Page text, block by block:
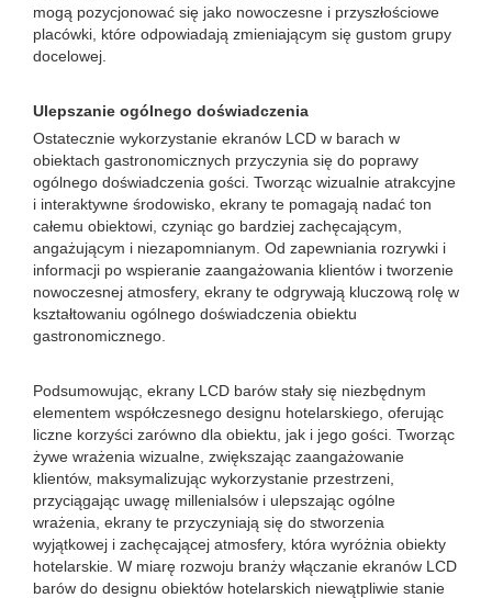
mogą pozycjonować się jako nowoczesne i przyszłościowe
placówki, które odpowiadają zmieniającym się gustom grupy
docelowej.
Ulepszanie ogólnego doświadczenia
Ostatecznie wykorzystanie ekranów LCD w barach w
obiektach gastronomicznych przyczynia się do poprawy
ogólnego doświadczenia gości. Tworząc wizualnie atrakcyjne
i interaktywne środowisko, ekrany te pomagają nadać ton
całemu obiektowi, czyniąc go bardziej zachęcającym,
angażującym i niezapomnianym. Od zapewniania rozrywki i
informacji po wspieranie zaangażowania klientów i tworzenie
nowoczesnej atmosfery, ekrany te odgrywają kluczową rolę w
kształtowaniu ogólnego doświadczenia obiektu
gastronomicznego.
Podsumowując, ekrany LCD barów stały się niezbędnym
elementem współczesnego designu hotelarskiego, oferując
liczne korzyści zarówno dla obiektu, jak i jego gości. Tworząc
żywe wrażenia wizualne, zwiększając zaangażowanie
klientów, maksymalizując wykorzystanie przestrzeni,
przyciągając uwagę millenialsów i ulepszając ogólne
wrażenia, ekrany te przyczyniają się do stworzenia
wyjątkowej i zachęcającej atmosfery, która wyróżnia obiekty
hotelarskie. W miarę rozwoju branży włączanie ekranów LCD
barów do designu obiektów hotelarskich niewątpliwie stanie